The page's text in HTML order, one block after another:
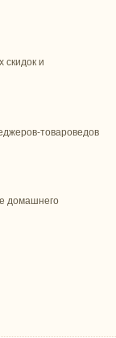
скидок и
товароведов
домашнего